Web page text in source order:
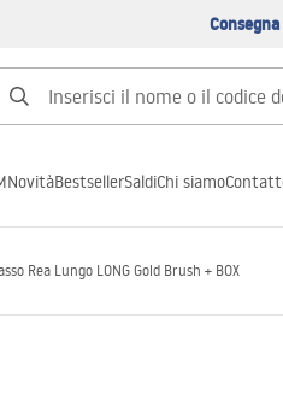
NovitàBestsellerSaldiChi siamo
Rea Lungo LONG Gold Brush + BOX